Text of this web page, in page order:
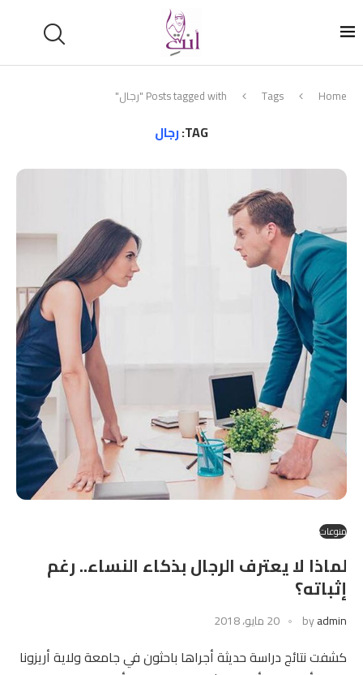
Home
Tags Posts tagged with "رجال"
TAG: رجال
منوعات
لماذا لا يعترف الرجال بذكاء النساء.. رغم
إثباته؟
byadmin 20 مايو، 2018
كشفت نتائج دراسة حديثة أجراها باحثون في جامعة ولاية أريزونا